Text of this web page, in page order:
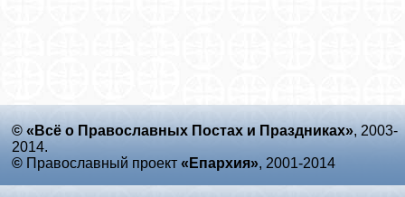
© «Всё о Православных Постах и Праздниках», 2003-
2014.
© Православный проект «Епархия», 2001-2014